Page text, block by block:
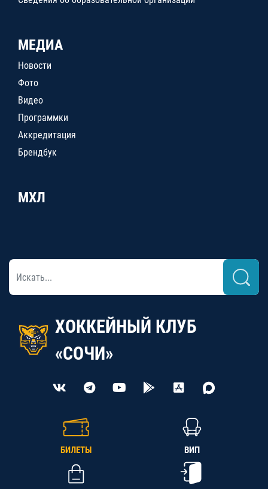
МЕДИА
Новости
Фото
Видео
Программки
Аккредитация
Брендбук
МХЛ
ХОККЕЙНЫЙ КЛУБ
«СОЧИ»
БИЛЕТЫ ВИП